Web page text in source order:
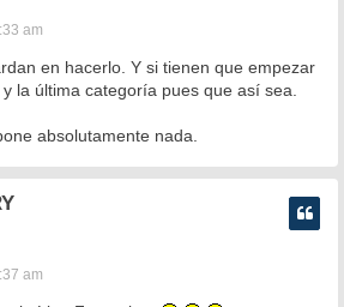
am
en hacerlo. Y si tienen que empezar
la última categoría pues que así sea.
absolutamente nada.
am